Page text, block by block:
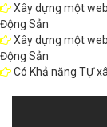
Xây dựng một
Động Sản
Xây dựng một
Động Sản
Có Khả năng TỰ